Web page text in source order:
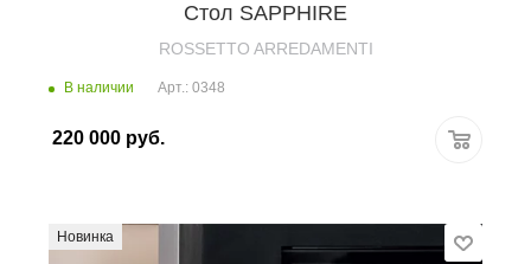
Стол SAPPHIRE
ROSSETTO ARREDAMENTI
В наличии Арт.: 0348
220 000 руб.
Новинка